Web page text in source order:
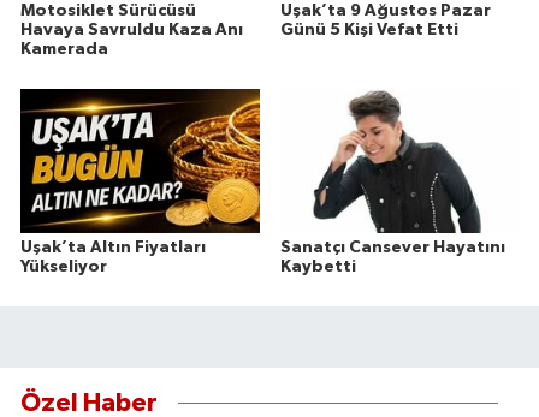
Motosiklet Sürücüsü
Havaya Savruldu Kaza Anı
Kamerada
Uşak’ta 9 Ağustos Pazar
Günü 5 Kişi Vefat Etti
Uşak’ta Altın Fiyatları
Yükseliyor
Sanatçı Cansever Hayatını
Kaybetti
Özel Haber